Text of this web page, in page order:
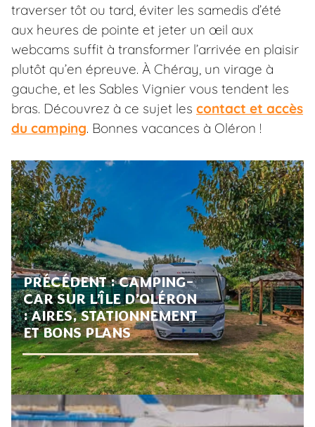
traverser tôt ou tard, éviter les samedis d’été
aux heures de pointe et jeter un œil aux
webcams suffit à transformer l’arrivée en plaisir
plutôt qu’en épreuve. À Chéray, un virage à
gauche, et les Sables Vignier vous tendent les
bras. Découvrez à ce sujet les contact et accès
du camping. Bonnes vacances à Oléron !
PRÉCÉDENT :CAMPING-
CAR SUR L’ÎLE D’OLÉRON
: AIRES, STATIONNEMENT
ET BONS PLANS